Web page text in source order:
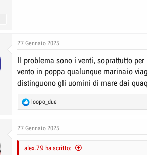
27 Gennaio 2025
Il problema sono i venti, soprattutto
vento in poppa qualunque marinaio
distinguono gli uomini di mare dai
R
e
c
loopo_due
27 Gennaio 2025
alex.79 ha scritto: